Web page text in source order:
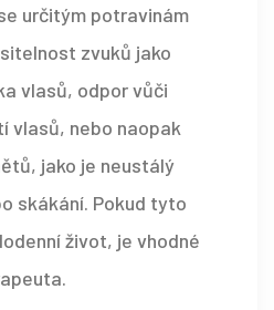
určitým potravinám
zvuků jako
vlasů, odpor vůči
vlasů, nebo naopak
jako je neustálý
skákání. Pokud tyto
život, je vhodné